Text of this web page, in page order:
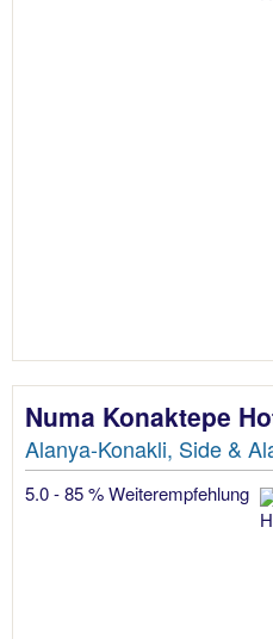
Numa Konaktepe
Alanya-Konakli, Side &
5.0 - 85 % Weiterempfehlung